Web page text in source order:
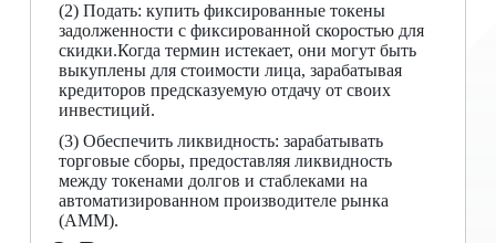
(2) Подать: купить фиксированные токены
задолженности с фиксированной скоростью для
скидки.Когда термин истекает, они могут быть
выкуплены для стоимости лица, зарабатывая
кредиторов предсказуемую отдачу от своих
инвестиций.
(3) Обеспечить ликвидность: зарабатывать
торговые сборы, предоставляя ликвидность
между токенами долгов и стаблеками на
автоматизированном производителе рынка
(AMM).